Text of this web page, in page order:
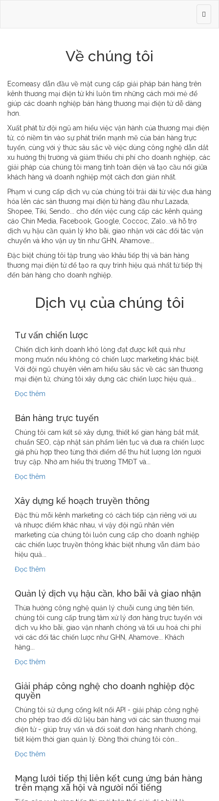
Về chúng tôi
Ecomeasy dẫn đầu về mặt cung cấp giải pháp bán hàng trên
kênh thương mại điện tử khi luôn tìm những cách mới mẻ để
giúp các doanh nghiệp bán hàng thương mại điện tử dễ dàng
hơn.
Xuất phát từ đội ngũ am hiểu việc vận hành của thương mại điện
tử, có niềm tin vào sự phát triển mạnh mẽ của bán hàng trực
tuyến, cùng với ý thức sâu sắc về việc dùng công nghệ dẫn dắt
xu hướng thị trường và giảm thiểu chi phí cho doanh nghiệp, các
giải pháp của chúng tôi mang tính toàn diện và tạo cầu nối giữa
khách hàng và doanh nghiệp một cách đơn giản nhất.
Phạm vi cung cấp dịch vụ của chúng tôi trải dài từ việc đưa hàng
hóa lên các sàn thương mại điện tử hàng đầu như Lazada,
Shopee, Tiki, Sendo... cho đến việc cung cấp các kênh quảng
cáo Chin Media, Facebook, Google, Coccoc, Zalo...và hỗ trợ
dịch vụ hậu cần quản lý kho bãi, giao nhận với các đối tác vận
chuyển và kho vận uy tín như GHN, Ahamove...
Đặc biệt chúng tôi tập trung vào khâu tiếp thị và bán hàng
thương mại điện tử để tạo ra quy trình hiệu quả nhất từ tiếp thị
đến bán hàng cho doanh nghiệp.
Dịch vụ của chúng tôi
Tư vấn chiến lược
Chiến dịch kinh doanh khó lòng đạt được kết quả như
mong muốn nếu không có chiến lược marketing khác biệt.
Với đội ngũ chuyên viên am hiểu sâu sắc về các sàn thương
mại điện tử, chúng tôi xây dựng các chiến lược hiệu quả...
Đọc thêm
Bán hàng trực tuyến
Chúng tôi cam kết sẽ xây dựng, thiết kế gian hàng bắt mắt,
chuẩn SEO, cập nhật sản phẩm liên tục và đưa ra chiến lược
giá phù hợp theo từng thời điểm để thu hút lượng lớn người
truy cập. Nhờ am hiểu thị trường TMĐT và...
Đọc thêm
Xây dựng kế hoạch truyền thông
Đặc thù mỗi kênh marketing có cách tiếp cận riêng với ưu
và nhược điểm khác nhau, vì vậy đội ngũ nhân viên
marketing của chúng tôi luôn cung cấp cho doanh nghiệp
các chiến lược truyền thông khác biệt nhưng vẫn đảm bảo
hiệu quả...
Đọc thêm
Quản lý dịch vụ hậu cần, kho bãi và giao nhận
Thừa hưởng công nghệ quản lý chuỗi cung ứng tiên tiến,
chúng tôi cung cấp trung tâm xử lý đơn hàng trực tuyến với
dịch vụ kho bãi, giao vận nhanh chóng và tối ưu hoá chi phí
với các đối tác chiến lược như GHN, Ahamove... Khách
hàng...
Đọc thêm
Giải pháp công nghệ cho doanh nghiệp độc
quyền
Chúng tôi sử dụng cổng kết nối API - giải pháp công nghệ
cho phép trao đổi dữ liệu bán hàng với các sàn thương mại
điện tử - giúp truy vấn và đối soát đơn hàng nhanh chóng,
tiết kiệm thời gian quản lý. Đồng thời chúng tôi còn...
Đọc thêm
Mạng lưới tiếp thị liên kết cung ứng bán hàng
trên mạng xã hội và người nổi tiếng